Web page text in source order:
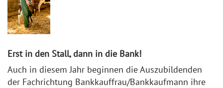
Erst in den Stall, dann in die Bank!
Auch in diesem Jahr beginnen die Auszubildenden
der Fachrichtung Bankkauffrau/Bankkaufmann ihre